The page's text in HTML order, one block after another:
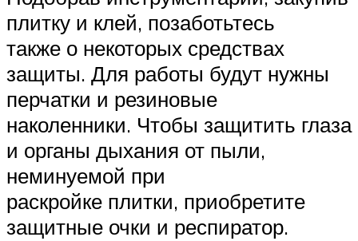
плитку и клей, позаботьтесь
также о некоторых средствах
защиты. Для работы будут нужны
перчатки и резиновые
наколенники. Чтобы защитить глаза
и органы дыхания от пыли,
неминуемой при
раскройке плитки, приобретите
защитные очки и респиратор.